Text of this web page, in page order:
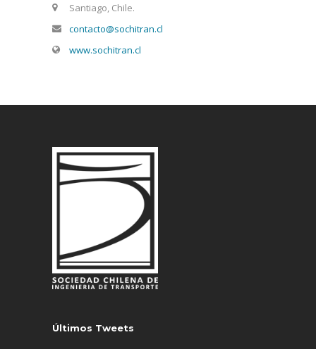
Santiago, Chile.
contacto@sochitran.cl
www.sochitran.cl
Últimos Tweets